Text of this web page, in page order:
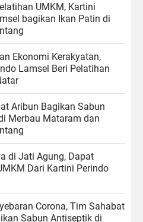
UMKM, Kartini
bagikan Ikan Patin di
Ekonomi Kerakyatan,
Lamsel Beri Pelatihan
Aribun Bagikan Sabun
Merbau Mataram dan
di Jati Agung, Dapat
Dari Kartini Perindo
Corona, Tim Sahabat
Sabun Antiseptik di